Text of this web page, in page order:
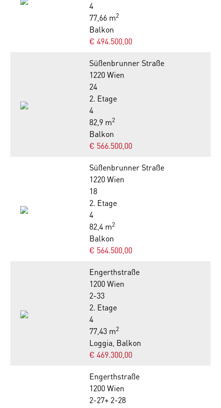
4
77,66 m2
Balkon
€ 494.500,00
Süßenbrunner Straße
1220 Wien
24
2. Etage
4
82,9 m2
Balkon
€ 566.500,00
Süßenbrunner Straße
1220 Wien
18
2. Etage
4
82,4 m2
Balkon
€ 564.500,00
Engerthstraße
1200 Wien
2-33
2. Etage
4
77,43 m2
Loggia, Balkon
€ 469.300,00
Engerthstraße
1200 Wien
2-27+ 2-28